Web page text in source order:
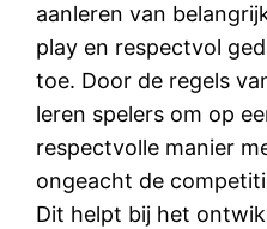
aanleren van
play en respectvol
toe. Door de regels
leren spelers om op
respectvolle manier
ongeacht de
Dit helpt bij het